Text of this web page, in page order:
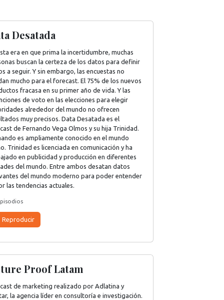
Desatada
era en que prima la incertidumbre, muchas
buscan la certeza de los datos para definir
a seguir. Y sin embargo, las encuestas no
mucho para el forecast. El 75% de los nuevos
fracasa en su primer año de vida. Y las
de voto en las elecciones para elegir
alrededor del mundo no ofrecen
muy precisos. Data Desatada es el
de Fernando Vega Olmos y su hija Trinidad.
es ampliamente conocido en el mundo
Trinidad es licenciada en comunicación y ha
en publicidad y producción en diferentes
del mundo. Entre ambos desatan datos
del mundo moderno para poder entender
las tendencias actuales.
Reproducir
Proof Latam
de marketing realizado por Adlatina y
la agencia líder en consultoría e investigación.